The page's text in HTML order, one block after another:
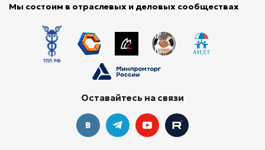
Мы состоим в отраслевых и деловых сообществах
Оставайтесь на связи